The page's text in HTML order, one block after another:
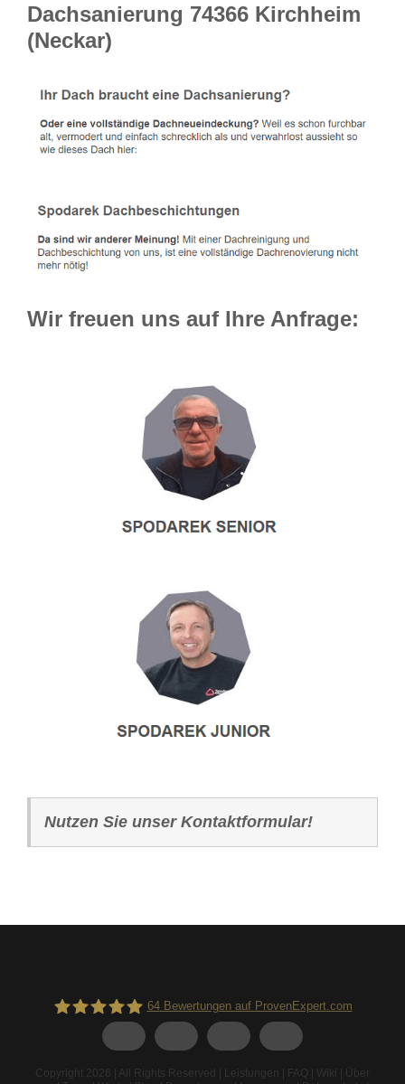
Dachsanierung 74366 Kirchheim
(Neckar)
Wir freuen uns auf Ihre Anfrage:
Nutzen Sie unser Kontaktformular!
64Bewertungen auf ProvenExpert.com
Copyright 2026 | All Rights Reserved | Leistungen | FAQ | Wiki | Über